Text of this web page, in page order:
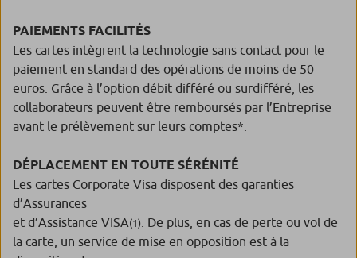
PAIEMENTS FACILITÉS
Les cartes intègrent la technologie sans contact pour le
paiement en standard des opérations de moins de 50
euros. Grâce à l’option débit différé ou surdifféré, les
collaborateurs peuvent être remboursés par l’Entreprise
avant le prélèvement sur leurs comptes*.
DÉPLACEMENT EN TOUTE SÉRÉNITÉ
Les cartes Corporate Visa disposent des garanties
d’Assurances
et d’Assistance VISA(1) . De plus, en cas de perte ou vol de
la carte, un service de mise en opposition est à la